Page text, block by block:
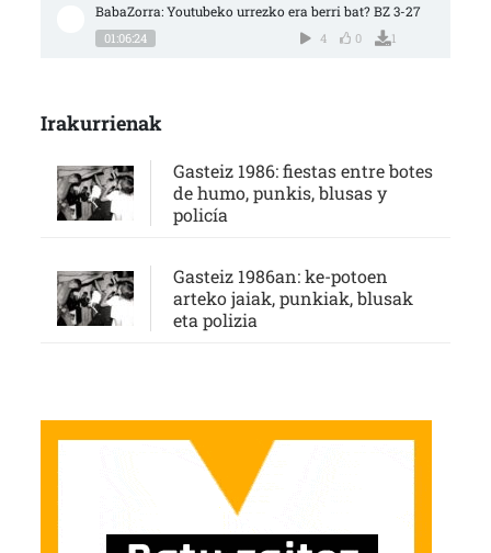
BabaZorra: Youtubeko urrezko era berri bat? BZ 3-27
01:06:24 4 0 1
Irakurrienak
Gasteiz 1986: fiestas entre botes
de humo, punkis, blusas y
policía
Gasteiz 1986an: ke-potoen
arteko jaiak, punkiak, blusak
eta polizia